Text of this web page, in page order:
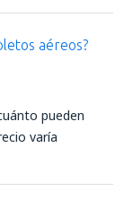
aéreos?
pueden
varía